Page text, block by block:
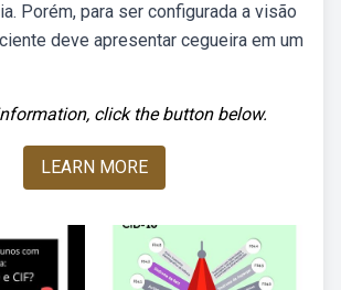
Porém, para ser configurada a visão
deve apresentar cegueira em um
click the button below.
LEARN MORE